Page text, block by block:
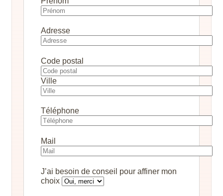
Adresse
Code postal
Ville
Téléphone
Mail
J’ai besoin de conseil pour affiner mon
choix